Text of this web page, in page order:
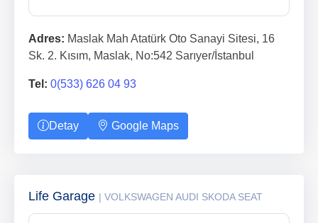
Adres: Maslak Mah Atatürk Oto Sanayi Sitesi, 16
Sk. 2. Kısım, Maslak, No:542 Sarıyer/İstanbul
Tel: 0(533) 626 04 93
Detay Google Maps
Life Garage | VOLKSWAGEN AUDI SKODA SEAT